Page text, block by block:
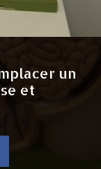
un
et